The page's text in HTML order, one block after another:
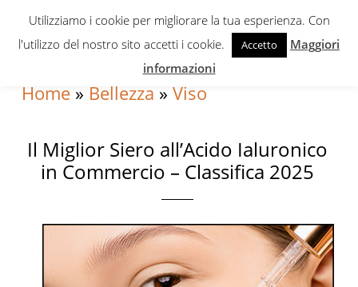
Skip
navigation
Skip
Skip
sidebar
Home » Bellezza »Viso
Il Miglior Siero all’Acido Ialuronico
in Commercio – Classifica 2025
Utilizziamo i cookie per migliorare la tua esperienza. Con
l'utilizzo del nostro sito accetti i cookie.
Accetto
Maggiori
informazioni